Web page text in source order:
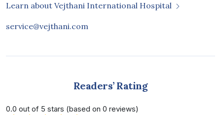
Learn about Vejthani International Hospital
service@vejthani.com
Readers’ Rating
0.0 out of 5 stars (based on 0 reviews)